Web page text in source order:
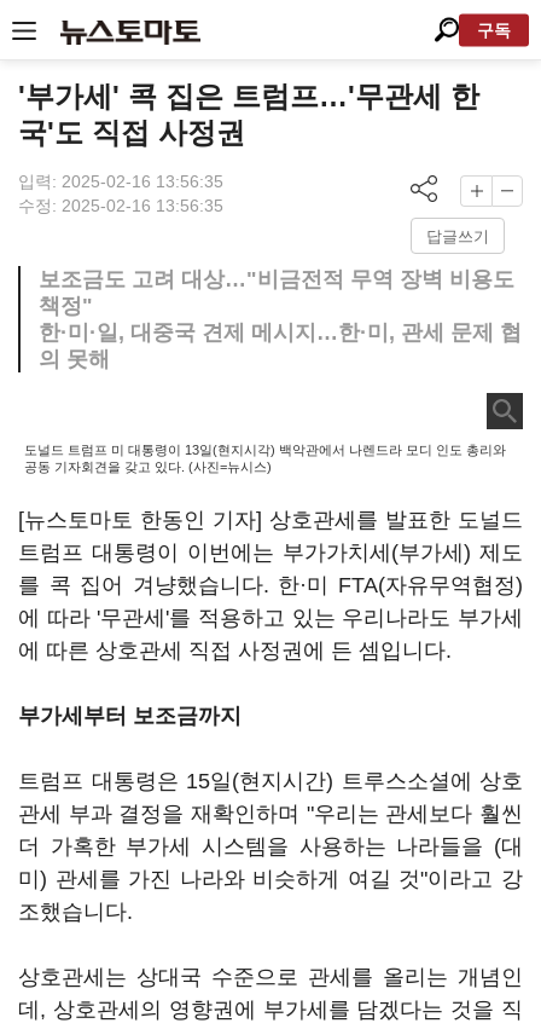
구독
'부가세' 콕 집은 트럼프…'무관세 한
국'도 직접 사정권
입력: 2025-02-16 13:56:35
수정: 2025-02-16 13:56:35
답글쓰기
보조금도 고려 대상…"비금전적 무역 장벽 비용도
책정"
한·미·일, 대중국 견제 메시지…한·미, 관세 문제 협
의 못해
도널드 트럼프 미 대통령이 13일(현지시각) 백악관에서 나렌드라 모디 인도 총리와
공동 기자회견을 갖고 있다. (사진=뉴시스)
[뉴스토마토 한동인 기자] 상호관세를 발표한 도널드
트럼프 대통령이 이번에는 부가가치세(부가세) 제도
를 콕 집어 겨냥했습니다. 한·미 FTA(자유무역협정)
에 따라 '무관세'를 적용하고 있는 우리나라도 부가세
에 따른 상호관세 직접 사정권에 든 셈입니다.
부가세부터 보조금까지
트럼프 대통령은 15일(현지시간) 트루스소셜에 상호
관세 부과 결정을 재확인하며 "우리는 관세보다 훨씬
더 가혹한 부가세 시스템을 사용하는 나라들을 (대
미) 관세를 가진 나라와 비슷하게 여길 것"이라고 강
조했습니다.
상호관세는 상대국 수준으로 관세를 올리는 개념인
데, 상호관세의 영향권에 부가세를 담겠다는 것을 직